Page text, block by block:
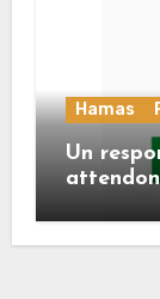
Hamas
Un
route de